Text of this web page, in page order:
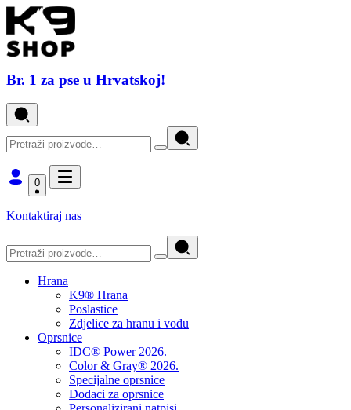
Br. 1 za pse u Hrvatskoj!
0
Kontaktiraj nas
Hrana
K9® Hrana
Poslastice
Zdjelice za hranu i vodu
Oprsnice
IDC® Power 2026.
Color & Gray® 2026.
Specijalne oprsnice
Dodaci za oprsnice